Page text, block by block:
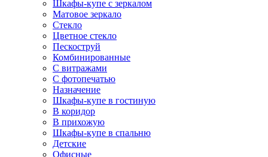
Шкафы-купе с зеркалом
Матовое зеркало
Стекло
Цветное стекло
Пескоструй
Комбинированные
С витражами
С фотопечатью
Назначение
Шкафы-купе в гостиную
В коридор
В прихожую
Шкафы-купе в спальню
Детские
Офисные